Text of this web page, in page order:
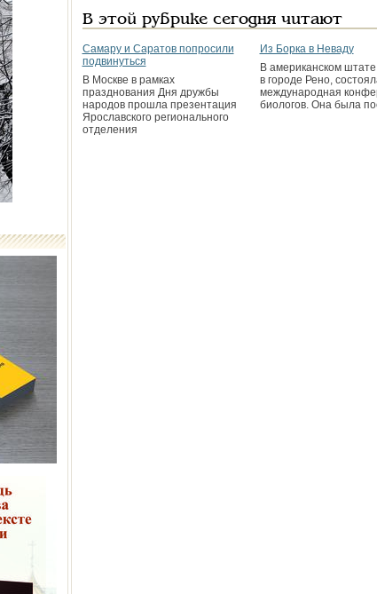
В этой рубрике сегодня читают
Самару и Саратов попросили
подвинуться
В Москве в рамках
празднования Дня дружбы
народов прошла презентация
Ярославского регионального
отделения
Из Борка в Неваду
В американском
в городе Рено,
международная
биологов. Она была